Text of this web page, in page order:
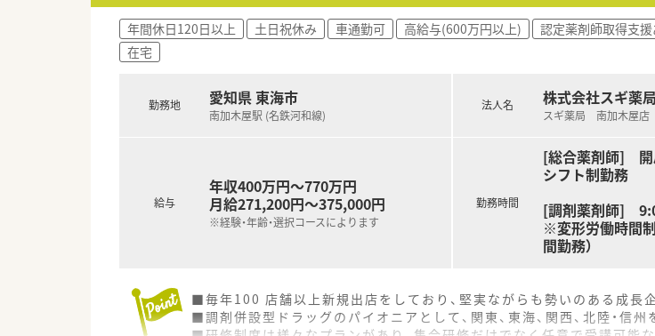
年間休日120日以上 土日祝休み 車通勤可 高給与(600万円以上) 認定薬剤師取得支援
在宅
勤務地 愛知県 東海市
南加木屋駅 (名鉄河和線)
給与
年収400万円～770万円
月給271,200円～375,000円
※経験・年齢・選択コースによります
法人名 株式会社スギ薬局
スギ薬局 南加木屋店
勤務時間
[総合薬剤師] 開
シフト制勤務
[調剤薬剤師]
※変形労働時間
間勤務）
■毎年100 店舗以上新規出店をしており、堅実ながらも勢いのある成長
■調剤併設型ドラッグのパイオニアとして、関東、東海、関西、北陸・信